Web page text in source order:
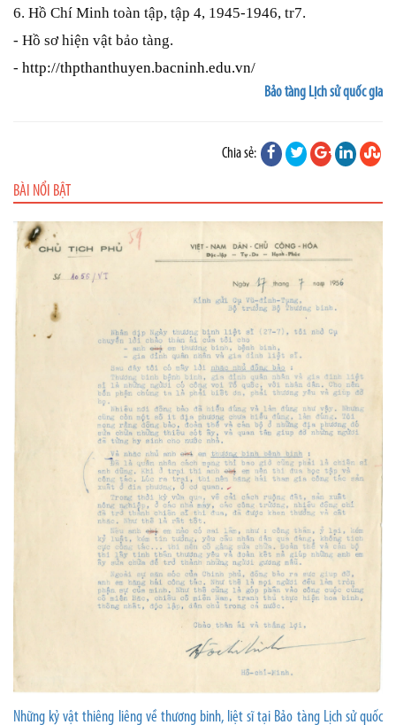
6. Hồ Chí Minh toàn tập, tập 4, 1945-1946, tr7.
- Hồ sơ hiện vật bảo tàng.
- http://thpthanthuyen.bacninh.edu.vn/
Bảo tàng Lịch sử quốc gia
Chia sẻ:
BÀI NỔI BẬT
Những kỷ vật thiêng liêng về thương binh, liệt sĩ tại Bảo tàng Lịch sử quốc